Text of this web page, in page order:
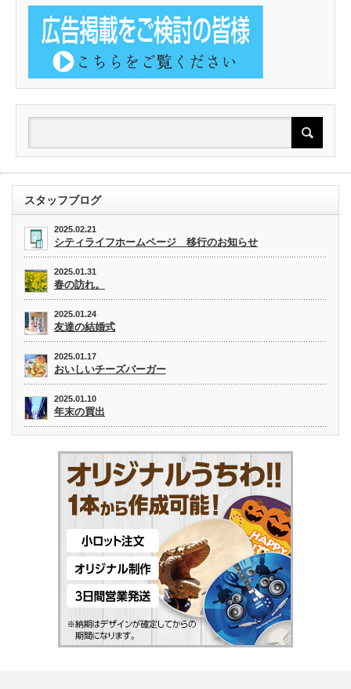
スタッフブログ
2025.02.21
シティライフホームページ 移行のお知らせ
2025.01.31
春の訪れ。
2025.01.24
友達の結婚式
2025.01.17
おいしいチーズバーガー
2025.01.10
年末の買出